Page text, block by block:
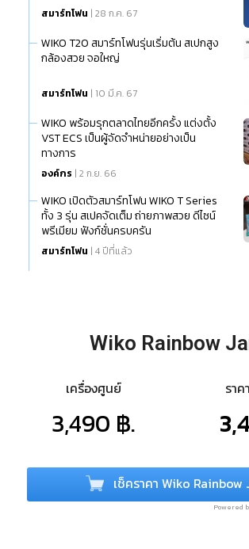
สมาร์ทโฟน | 28 ก.ค. 67
WIKO T20 สมาร์ทโฟนรุ่นเริ่มต้น สเปกสูง
กล้องสวย จอใหญ่
สมาร์ทโฟน | 10 มี.ค. 67
WIKO พร้อมรุกตลาดไทยอีกครั้ง แต่งตั้ง
VST ECS เป็นผู้จัดจำหน่ายอย่างเป็น
ทางการ
องค์กร | 2 ก.ย. 66
WIKO เปิดตัวสมาร์ทโฟน WIKO T Series
ทั้ง 3 รุ่น สเปคจัดเต็ม ถ่ายภาพสวย ดีไซน์
พรีเมียม ฟังก์ชั่นครบครัน
สมาร์ทโฟน | 4 ปีที่แล้ว
Wiko Rainbow
เครื่องศูนย์
3,490 ฿.
รา
เช็คราคา Wiko Rainbow
Powered